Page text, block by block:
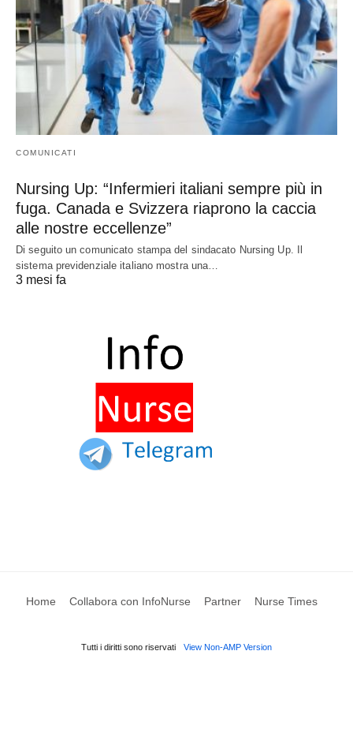
COMUNICATI
Nursing Up: “Infermieri italiani sempre più in
fuga. Canada e Svizzera riaprono la caccia
alle nostre eccellenze”
Di seguito un comunicato stampa del sindacato Nursing Up. Il
sistema previdenziale italiano mostra una…
3 mesi fa
Home Collabora con InfoNurse Partner Nurse Times
Tutti i diritti sono riservati View Non-AMP Version